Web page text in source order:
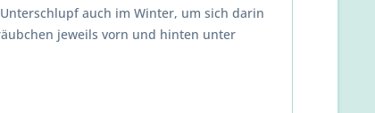
auch im Winter, um sich darin
jeweils vorn und hinten unter